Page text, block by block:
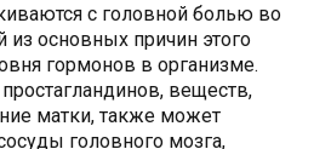
с головной болью во
основных причин этого
гормонов в организме.
веществ,
матки, также может
головного мозга,